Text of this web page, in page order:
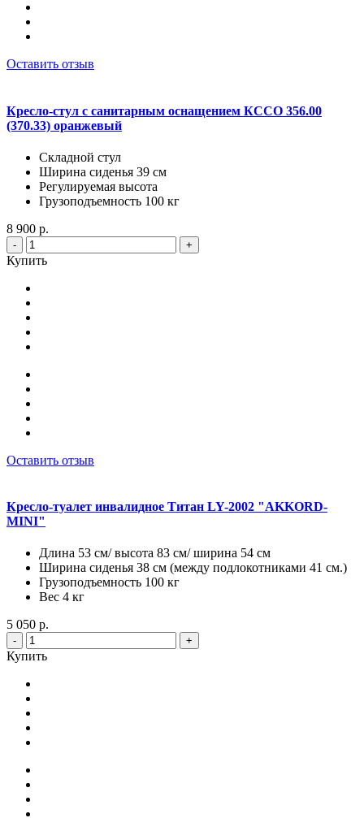
Оставить отзыв
Кресло-стул с санитарным оснащением КССО 356.00
(370.33) оранжевый
Складной стул
Ширина сиденья 39 см
Регулируемая высота
Грузоподъемность 100 кг
8 900 р.
- +
Купить
Оставить отзыв
Кресло-туалет инвалидное Титан LY-2002 "AKKORD-
MINI"
Длина 53 см/ высота 83 см/ ширина 54 см
Ширина сиденья 38 см (между подлокотниками 41 см.)
Грузоподъемность 100 кг
Вес 4 кг
5 050 р.
- +
Купить